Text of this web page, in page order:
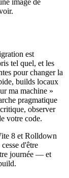
est
tel quel, et les
pour changer la
builds locaux
ma machine »
pragmatique
observer
votre code.
8 et Rolldown
d'être
journée — et